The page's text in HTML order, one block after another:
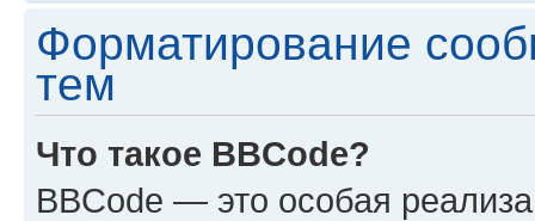
Форматирование
тем
Что такое BBCode?
BBCode — это особая